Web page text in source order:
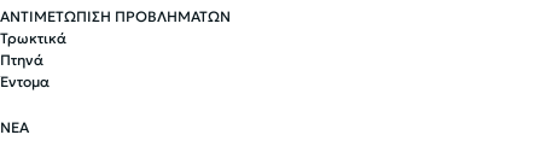
ΑΝΤΙΜΕΤΩΠΙΣΗ ΠΡΟΒΛΗΜΑΤΩΝ
Τρωκτικά
Πτηνά
Έντομα
ΝΕΑ